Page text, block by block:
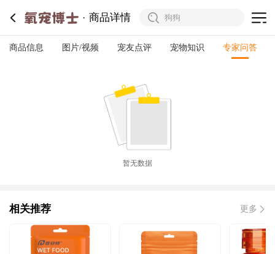
商品详情
商品信息 图片/视频 宠友点评 宠物知识 专家问答
暂无数据
相关推荐 更多